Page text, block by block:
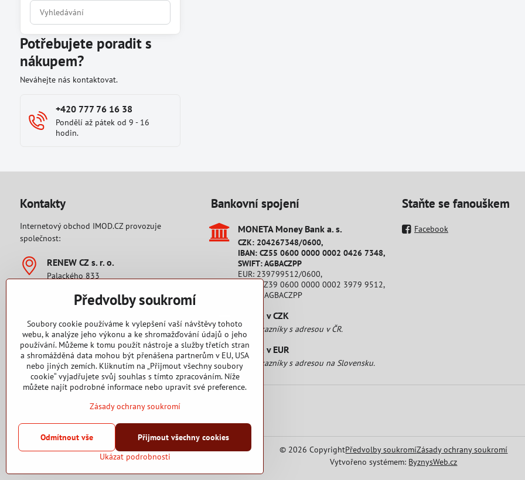
Prohledat
výsledky
filtru
fulltextem
Potřebujete poradit s
nákupem?
Neváhejte nás kontaktovat.
+420 777 76 16 38
Pondělí až pátek od 9 - 16
hodin.
Kontakty
Internetový obchod IMOD.CZ provozuje
společnost:
RENEW CZ s​. r​. o​.
Palackého 833
Česká republika
IČO: 28806689
+420 777 76 16 38
Pondělí až pátek od 9 - 17 hodin.
Bankovní spojení
MONETA Money Bank a​. s​.
CZK: 204267348/0600,
IBAN: CZ55 0600 0000 0002 0426 7348,
SWIFT: AGBACZPP
EUR: 239799512/0600,
IBAN: CZ39 0600 0000 0002 3979 9512,
SWIFT: AGBACZPP
Platba v CZK
Pro zákazníky s adresou v ČR.
Platba v EUR
Pro zákazníky s adresou na Slovensku.
Staňte se fanouškem
Facebook
© 2026 CopyrightPředvolby soukromíZásady ochrany soukromí
Vytvořeno systémem: ByznysWeb.cz
Předvolby soukromí
Soubory cookie používáme k vylepšení vaší návštěvy tohoto
webu, k analýze jeho výkonu a ke shromažďování údajů o jeho
používání. Můžeme k tomu použít nástroje a služby třetích stran
a shromážděná data mohou být přenášena partnerům v EU, USA
nebo jiných zemích. Kliknutím na „Přijmout všechny soubory
cookie“ vyjadřujete svůj souhlas s tímto zpracováním. Níže
můžete najít podrobné informace nebo upravit své preference.
Zásady ochrany soukromí
Ukázat podrobnosti
Přijmout všechny cookies
Odmítnout vše